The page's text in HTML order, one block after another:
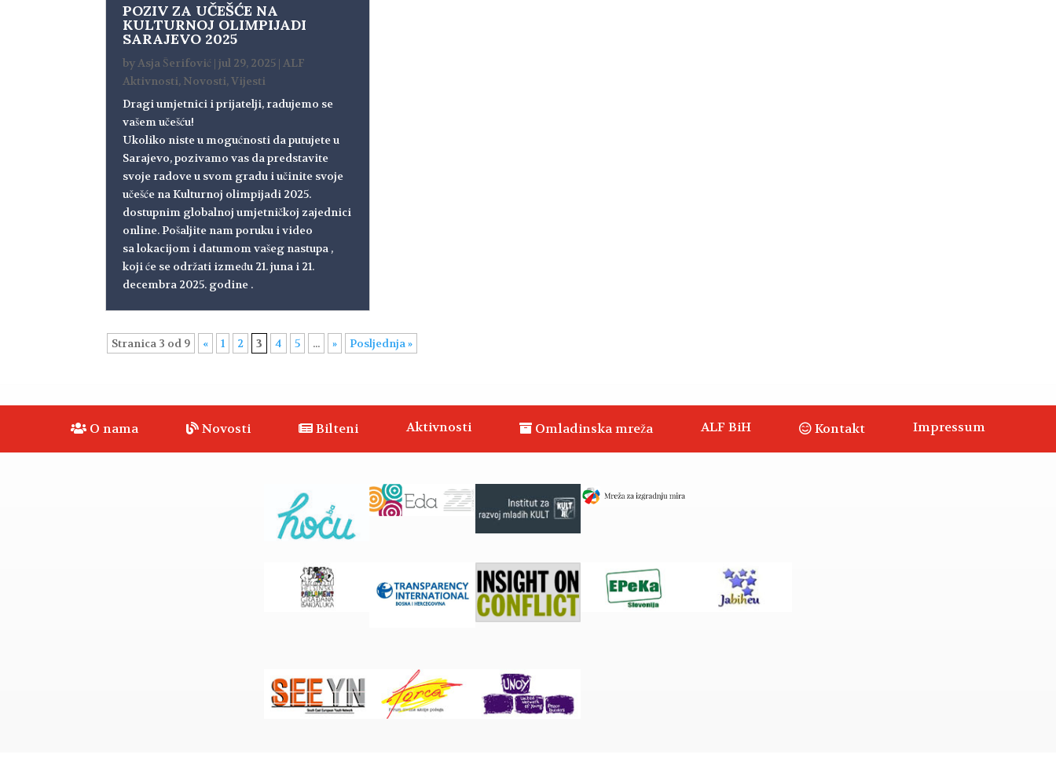
POZIV ZA UČEŠĆE NA
KULTURNOJ OLIMPIJADI
SARAJEVO 2025
byAsja Šerifović |jul 29, 2025 |ALF
Aktivnosti, Novosti,Vijesti
Dragi umjetnici i prijatelji, radujemo se
vašem učešću!
Ukoliko niste u mogućnosti da putujete u
Sarajevo, pozivamo vas da predstavite
svoje radove u svom gradu i učinite svoje
učešće na Kulturnoj olimpijadi 2025.
dostupnim globalnoj umjetničkoj zajednici
online. Pošaljite nam poruku i video
sa lokacijom i datumom vašeg nastupa ,
koji će se održati između 21. juna i 21.
decembra 2025. godine .
Stranica 3 od 9 « 1 2 3 4 5 ... » Posljednja »
O nama Novosti Bilteni Aktivnosti Omladinska mreža ALF BiH Kontakt Impressum